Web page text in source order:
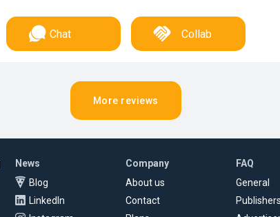
Chat Collab
More reviews
News
Blog
LinkedIn
Company
About us
Contact
FAQ
General